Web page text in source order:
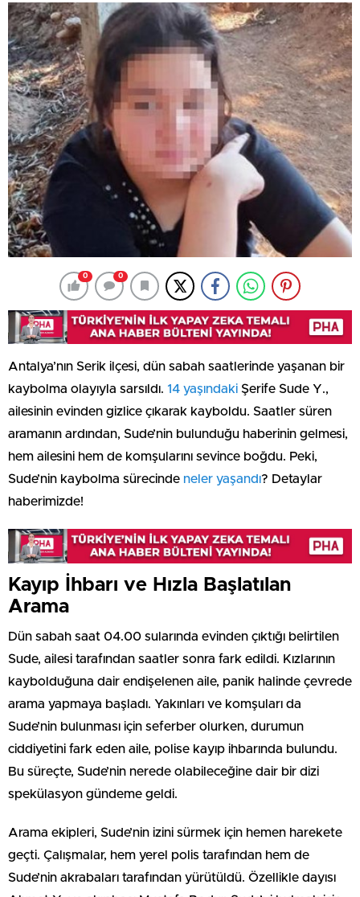
0 0
Antalya’nın Serik ilçesi, dün sabah saatlerinde yaşanan bir
kaybolma olayıyla sarsıldı. 14 yaşındaki Şerife Sude Y.,
ailesinin evinden gizlice çıkarak kayboldu. Saatler süren
aramanın ardından, Sude’nin bulunduğu haberinin gelmesi,
hem ailesini hem de komşularını sevince boğdu. Peki,
Sude’nin kaybolma sürecinde neler yaşandı? Detaylar
haberimizde!
Kayıp İhbarı ve Hızla Başlatılan
Arama
Dün sabah saat 04.00 sularında evinden çıktığı belirtilen
Sude, ailesi tarafından saatler sonra fark edildi. Kızlarının
kaybolduğuna dair endişelenen aile, panik halinde çevrede
arama yapmaya başladı. Yakınları ve komşuları da
Sude’nin bulunması için seferber olurken, durumun
ciddiyetini fark eden aile, polise kayıp ihbarında bulundu.
Bu süreçte, Sude’nin nerede olabileceğine dair bir dizi
spekülasyon gündeme geldi.
Arama ekipleri, Sude’nin izini sürmek için hemen harekete
geçti. Çalışmalar, hem yerel polis tarafından hem de
Sude’nin akrabaları tarafından yürütüldü. Özellikle dayısı